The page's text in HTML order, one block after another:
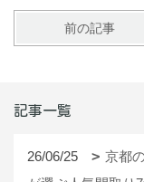
前の記事
記事一覧
26/06/25
京都